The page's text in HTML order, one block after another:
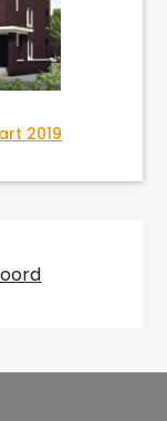
2019